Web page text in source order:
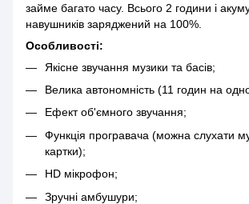
займе багато часу. Всього 2 години і
навушників заряджений на 100%.
Особливості:
Якісне звучання музики та басів;
Велика автономність (11 годин на
Ефект об'ємного звучання;
Функція програвача (можна слухати
картки);
HD мікрофон;
Зручні амбушури;